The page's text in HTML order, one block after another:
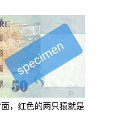
，红色的两只猿就是